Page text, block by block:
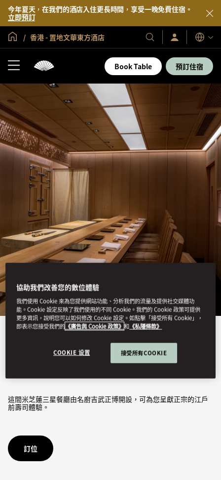
今年夏天，在我們的酒店入住更長時間，享受一晚免費住宿。
立即預訂
全球首頁
香港 - 置地文華東方酒店
我
們
的
酒
登
入/
即
加
入
語
言
Book Table 預訂住宿
志魂壽司
這間米芝蓮三星餐廳由名廚吉武正博開設，可為您呈獻正宗的江戶
前壽司體驗。
訂位
協助我們改善您的數位體驗
我們使用 Cookie 來為您提供網站功能、分析我們的流量及提供社交媒體功
能。Cookie 設定反映了我們使用的不同 Cookie。我們的 Cookie 政策可提供
更多資訊，說明您可以如何修改 Cookie 設定。如點擊「接受所有 Cookie」，
即表示您接受我們的 《廣告與 Cookie 政策》 和 《私隱條款》
COOKIE 设置 接受所有COOKIE